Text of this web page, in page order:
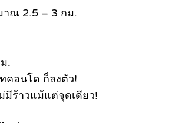
าณ 2.5 – 3 กม.
.
คอนโด ก็ลงตัว!
มีร้าวแม้แต่จุดเดียว!